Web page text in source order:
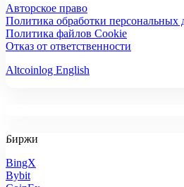
Авторское право
Политика обработки персональных
Политика файлов Cookie
Отказ от ответственности
Altcoinlog English
Биржи
BingX
Bybit